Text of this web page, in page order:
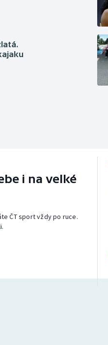
i na velké
ČT sport vždy po ruce.